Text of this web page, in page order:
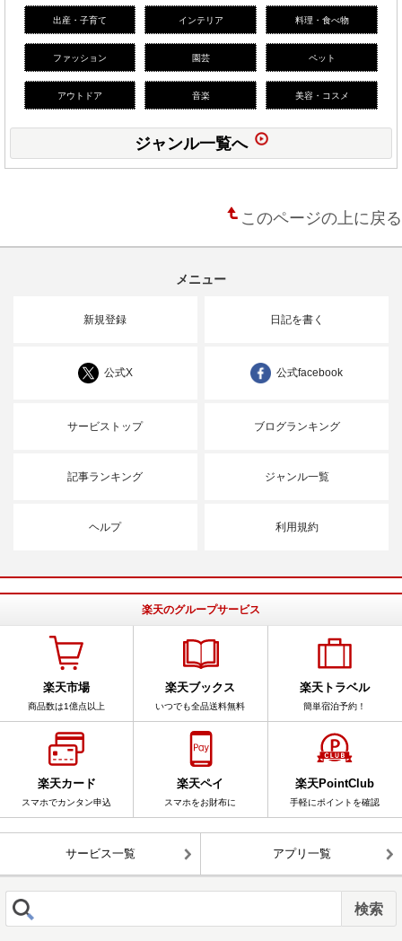
出産・子育て インテリア 料理・食べ物
ファッション 園芸 ペット
アウトドア 音楽 美容・コスメ
ジャンル一覧へ
このページの上に戻る
メニュー
新規登録 日記を書く
公式X 公式facebook
サービストップ ブログランキング
記事ランキング ジャンル一覧
ヘルプ 利用規約
楽天のグループサービス
楽天市場
商品数は1億点以上
楽天ブックス
いつでも全品送料無料
楽天トラベル
簡単宿泊予約！
楽天カード
スマホでカンタン申込
楽天ペイ
スマホをお財布に
楽天PointClub
手軽にポイントを確認
サービス一覧 アプリ一覧